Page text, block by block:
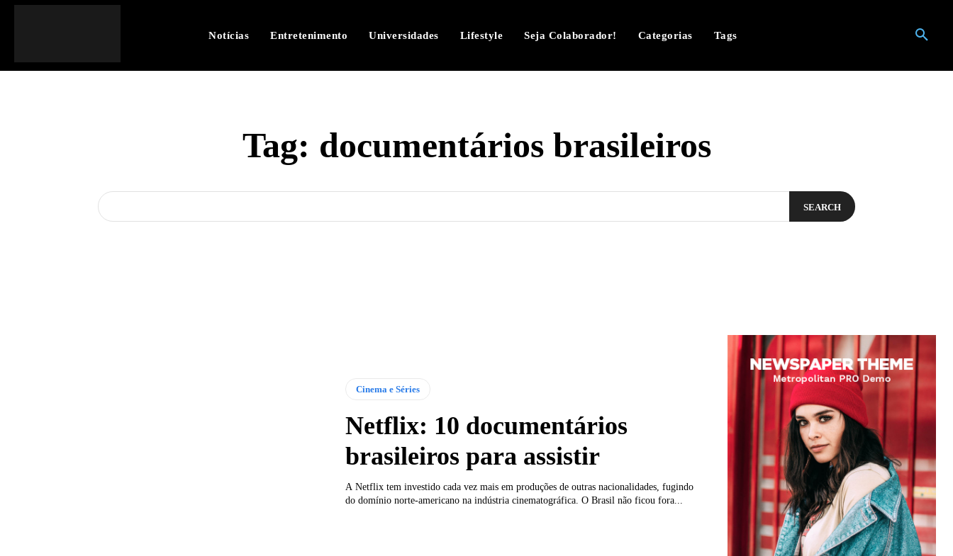
Notícias Entretenimento Universidades Lifestyle Seja Colaborador! Categorias Tags
Tag: documentários brasileiros
SEARCH
Cinema e Séries
Netflix: 10 documentários
brasileiros para assistir
A Netflix tem investido cada vez mais em produções de outras nacionalidades, fugindo
do domínio norte-americano na indústria cinematográfica. O Brasil não ficou fora...